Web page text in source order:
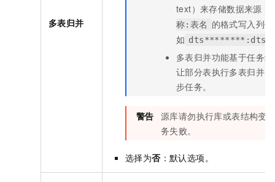
多表归并
text）来存储数据来源，
称:表名
的格式写入列
如
多表归并功能基于任务
让部分表执行多表归并
步任务。
警告 源库请勿执行库或表结构变
务失败。
选择为否：默认选项。